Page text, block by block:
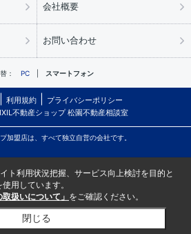
会社概要
お問い合わせ
： PC スマートフォン
利用規約
プライバシーポリシー
不動産ショップ 松園不動産相談室
加盟店は、すべて独立自営の会社です。
ト利用状況把握、サービス向上検討を目的と
用しています。
取扱いについて」 をご確認ください。
閉じる